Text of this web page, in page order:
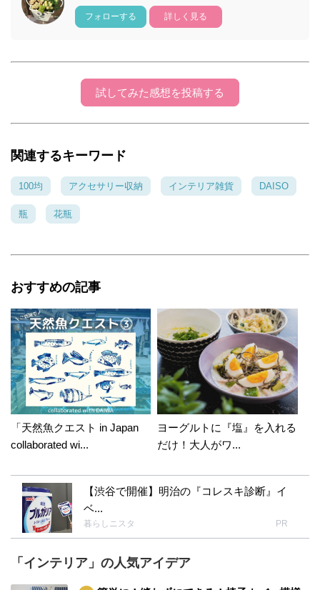
フォローする 詳しく見る
試してみた感想を投稿する
関連するキーワード
100均 アクセサリー収納 インテリア雑貨 DAISO
瓶 花瓶
おすすめの記事
「天然魚クエスト in Japan
collaborated wi...
ヨーグルトに『塩』を入れる
だけ！大人がワ...
【渋谷で開催】明治の『コレスキ診断』イ
ベ...
暮らしニスタ PR
「インテリア」の人気アイデア